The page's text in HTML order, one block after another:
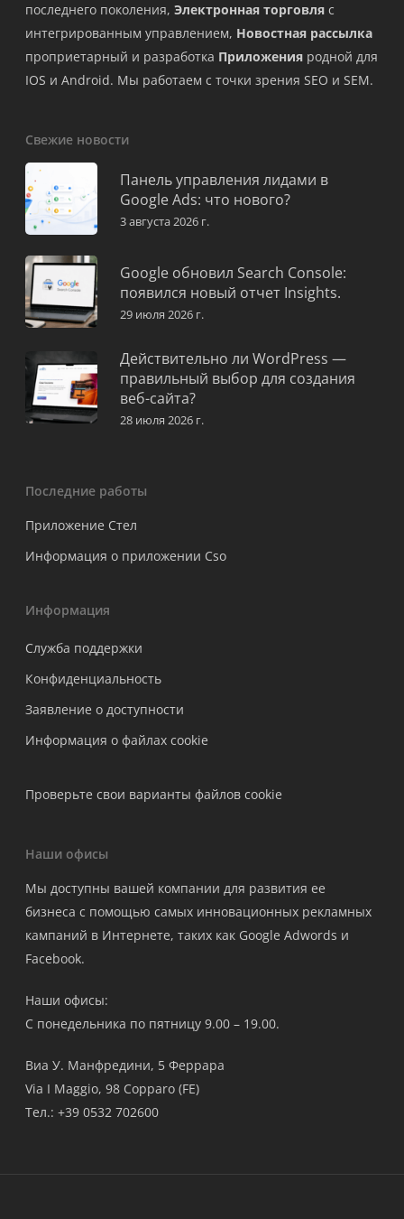
последнего поколения, Электронная торговля с
интегрированным управлением, Новостная рассылка
проприетарный и разработка Приложения родной для
IOS и Android. Мы работаем с точки зрения SEO и SEM.
Свежие новости
Панель управления лидами в
Google Ads: что нового?
3 августа 2026 г.
Google обновил Search Console:
появился новый отчет Insights.
29 июля 2026 г.
Действительно ли WordPress —
правильный выбор для создания
веб-сайта?
28 июля 2026 г.
Последние работы
Приложение Стел
Информация о приложении Cso
Информация
Служба поддержки
Конфиденциальность
Заявление о доступности
Информация о файлах cookie
Проверьте свои варианты файлов cookie
Наши офисы
Мы доступны вашей компании для развития ее
бизнеса с помощью самых инновационных рекламных
кампаний в Интернете, таких как Google Adwords и
Facebook.
Наши офисы:
С понедельника по пятницу 9.00 – 19.00.
Виа У. Манфредини, 5 Феррара
Via I Maggio, 98 Copparo (FE)
Тел.: +39 0532 702600